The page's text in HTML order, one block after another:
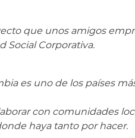
que unos amigos
Social Corporativa.
es uno de los países
con comunidades
haya tanto por hacer.